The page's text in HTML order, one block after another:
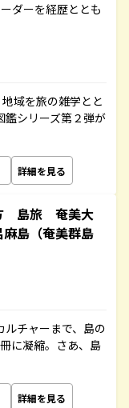
ダーを経歴ととも
域を旅の雑学とと
鑑シリーズ第２弾が
詳細を見る
島旅 奄美大
島（奄美群島
チャーまで、島の
に凝縮。さあ、島
詳細を見る